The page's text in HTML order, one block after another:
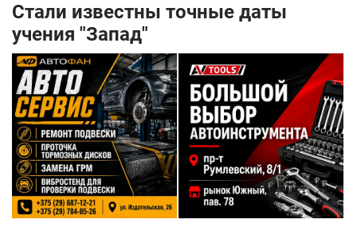
Стали известны точные даты
учения "Запад"